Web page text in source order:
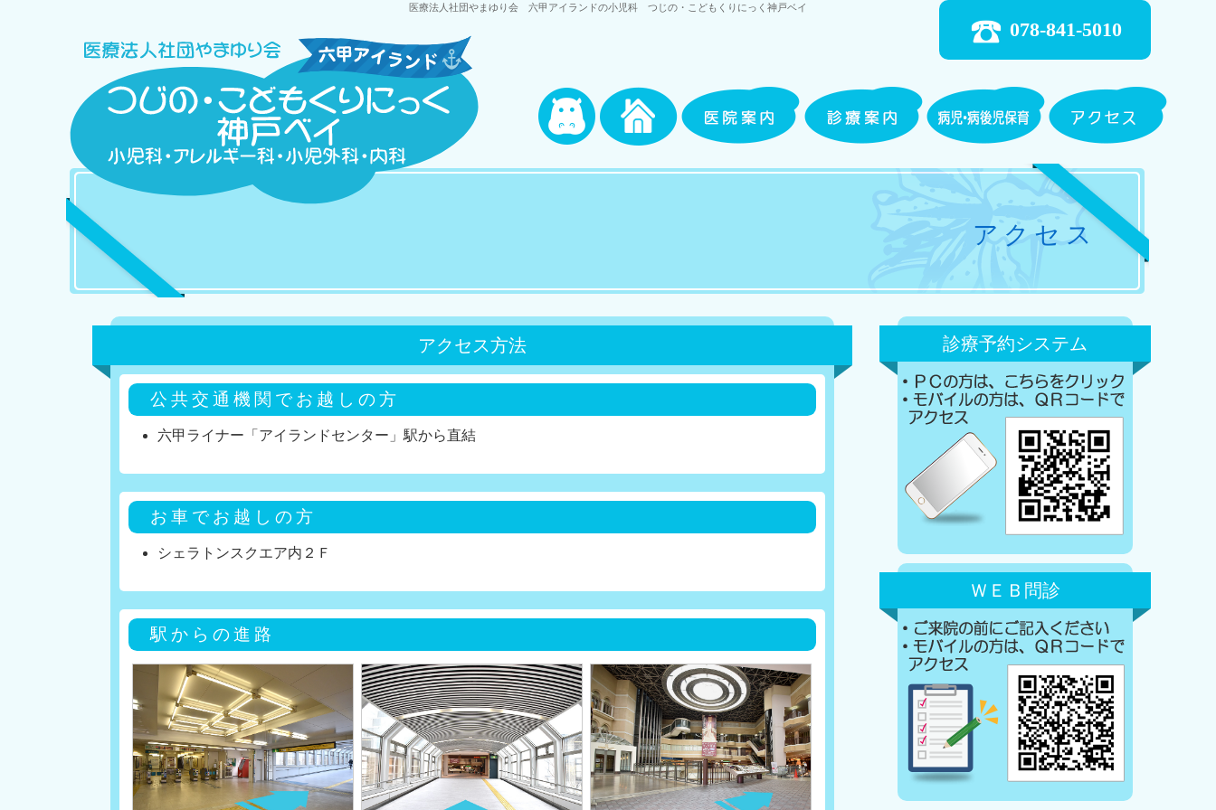
医療法人社団やまゆり会 六甲アイランドの小児科 つじの・こどもくりにっく神戸ベイ
078-841-5010
アクセス
アクセス方法
公共交通機関でお越しの方
六甲ライナー「アイランドセンター」駅から直結
お車でお越しの方
シェラトンスクエア内２Ｆ
駅からの進路
診療予約システム
ＷＥＢ問診